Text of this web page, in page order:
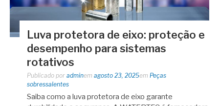
Luva protetora de eixo: proteção e
desempenho para sistemas
rotativos
Publicado por adminem agosto 23, 2025em Peças
sobressalentes
Saiba como a luva protetora de eixo garante